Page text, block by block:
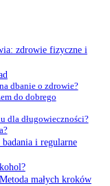
zdrowie fizyczne i
dbanie o zdrowie?
do dobrego
dla długowieczności?
i regularne
małych kroków